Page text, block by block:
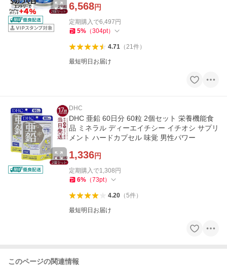
6,568円
定期購入で6,497 円
5% （304pt）
4.71（21件）
最短明日お届け
DHC
DHC 亜鉛 60日分 60粒 2個セット 栄養機能食
品 ミネラル ディーエイチシー イチオシ サプリ
メント ハードカプセル 味覚 男性パワー
1,336円
定期購入で1,308 円
6% （73pt）
4.20（5件）
最短明日お届け
このページの関連情報